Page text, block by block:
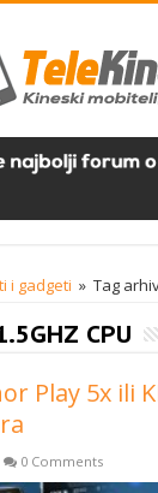
i gadgeti » Tag
CPU
Play 5x ili
0 Comments